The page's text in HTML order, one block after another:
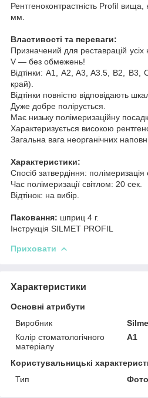
Рентгеноконтрастність Profil
мм.
Властивості та переваги:
Призначений для реставрацій
V — без обмежень!
Відтінки: A1, A2, A3, A3.5, B2, B3,
край).
Відтінки повністю відповідають
Дуже добре полірується.
Має низьку полімеризаційну
Характеризується високою
Загальна вага неорганічних
Характеристики:
Спосіб затвердіння: полімеризація
Час полімеризації світлом: 20 сек.
Відтінок: на вибір.
Паковання: шприц 4 г.
Інструкція SILMET PROFIL
Приховати
Характеристики
Основні атрибути
Виробник
Колір стоматологічного
матеріалу
A1
Користувальницькі
Тип